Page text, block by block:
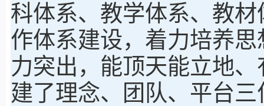
科体系、教学体系、教
作体系建设，着力培养
力突出，能顶天能立地
建了理念、团队、平台三